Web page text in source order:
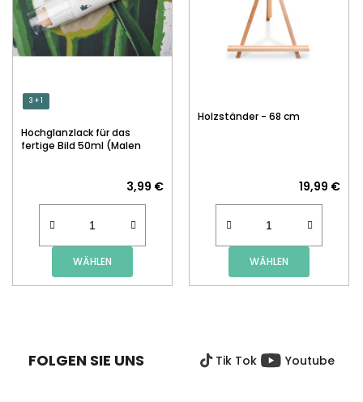
3 + 1
Hochglanzlack für das
fertige Bild 50ml (Malen
3,99 €
WÄHLEN
Holzständer - 68 cm
19,99 €
WÄHLEN
FOLGEN SIE UNS Tik Tok Youtube